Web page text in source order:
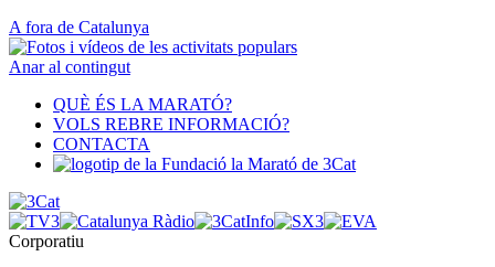
A fora de Catalunya
Anar al contingut
QUÈ ÉS LA MARATÓ?
VOLS REBRE INFORMACIÓ?
CONTACTA
Corporatiu